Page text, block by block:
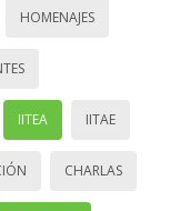
HOMENAJES
IITEA IITAE
CHARLAS